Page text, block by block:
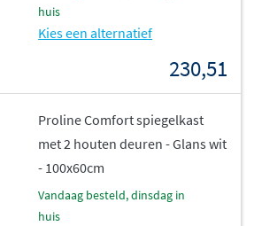
huis
Kies een alternatief
230,51
Proline Comfort spiegelkast
met 2 houten deuren - Glans wit
- 100x60cm
vandaag besteld, dinsdag in
huis